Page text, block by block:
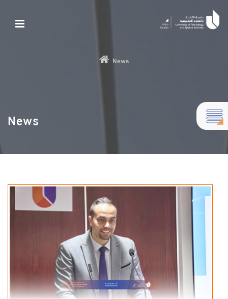
News
News